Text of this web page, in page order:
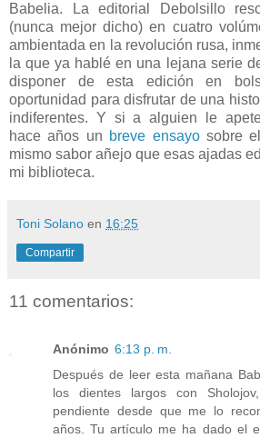
Babelia. La editorial Debolsillo
(nunca mejor dicho) en cuatro
ambientada en la revolución rusa,
la que ya hablé en una lejana serie
disponer de esta edición en
oportunidad para disfrutar de una
indiferentes. Y si a alguien le
hace años un breve ensayosobre
mismo sabor añejo que esas ajadas
mi biblioteca.
Toni Solano en 16:25
Compartir
11 comentarios:
Anónimo 6:13 p. m.
Después de leer esta mañana
los dientes largos con
pendiente desde que me lo
años. Tu artículo me ha dado el